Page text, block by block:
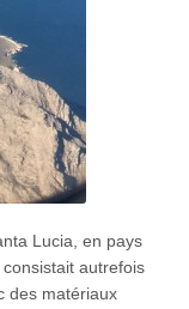
Lucia, en pays
autrefois
des matériaux